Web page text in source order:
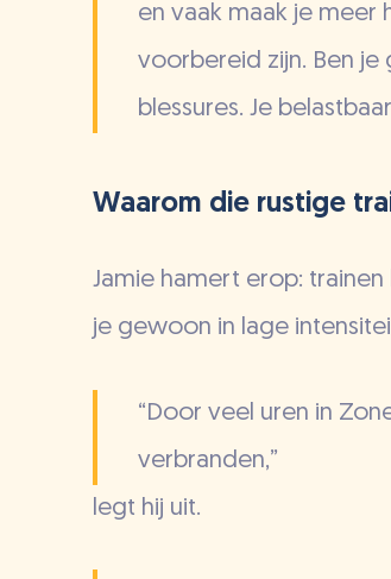
en vaak maak je
voorbereid zijn. Ben
blessures. Je
Waarom die rustige
Jamie hamert erop:
je gewoon in lage
“Door veel uren in
verbranden,”
legt hij uit.